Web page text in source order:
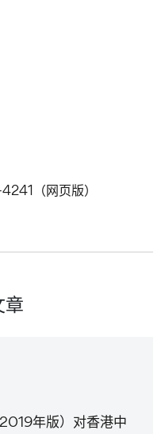
（网页版）
章
年版）对香港中